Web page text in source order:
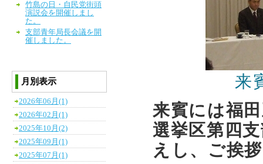
来
来賓には福
選挙区第四
えし、ご挨
竹島の日・自民党街頭
演説会を開催しまし
た。
支部青年局長会議を開
催しました。
月別表示
2026年06月(1)
2026年02月(1)
2025年10月(2)
2025年09月(1)
2025年07月(1)